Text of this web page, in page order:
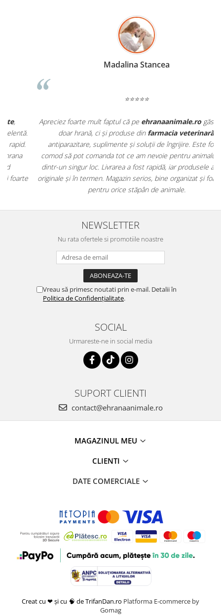
Madalina Stancea
Apreciez foarte mult faptul că peehranaanimale.rogăsesc nu
doar hrană, ci și produse dinfarmacia veterinară:
antiparazitare, suplimente și soluții de îngrijire. Este foarte
comod să pot comanda tot ce am nevoie pentru animalul meu
dintr-un singur loc. Livrarea a fost rapidă, iar produsele au fost
originale și în termen. Magazin serios, bine organizat și foarte util
pentru orice stăpân de animale.
NEWSLETTER
Nu rata ofertele si promotiile noastre
Vreau să primesc noutati prin e-mail. Detalii în
Politica de Confidențialitate.
SOCIAL
Urmareste-ne in social media
SUPORT CLIENTI
contact@ehranaanimale.ro
MAGAZINUL MEU
CLIENTI
DATE COMERCIALE
Creat cu ❤ și cu 🧠 de TrifanDan.ro Platforma E-commerce by
Gomag